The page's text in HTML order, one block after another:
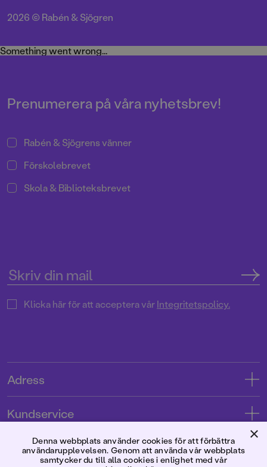
Integritetspolicy
Cookie Policy
Miljö och hållbarhet
Instagram
Twitter
2026 © Rabén & Sjögren
Something went wrong...
Prenumerera på våra nyhetsbrev!
Rabén & Sjögrens vänner
Förskolebrevet
Skola & Biblioteksbrevet
Klicka här för att acceptera vårIntegritetspolicy.
Adress
Tryckerigatan 4
Kundservice
Kontakta oss
Kundservice
Förlaget
×
Denna webbplats använder cookies för att förbättra
användarupplevelsen. Genom att använda vår webbplats
samtycker du till alla cookies i enlighet med vår